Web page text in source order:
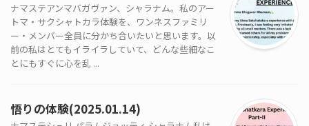
ナマステアンマバガヴァン、シャラナム。私のアー
トマ・サクシャトカラ体験を、ワンネスファミリ
ー・メンバー全員に分かち合いたいと思います。以
前の私はとてもイライラしていて、どんな些細なこ
とにもすぐに心を乱 ...
悟りの体験(2025.01.14)